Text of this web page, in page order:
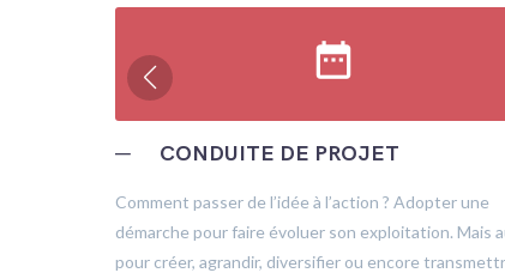
date_range
─ CONDUITE DE PROJET
Comment passer de l’idée à l’action ? Adopter une
démarche pour faire évoluer son exploitation. Mais
pour créer, agrandir, diversifier ou encore